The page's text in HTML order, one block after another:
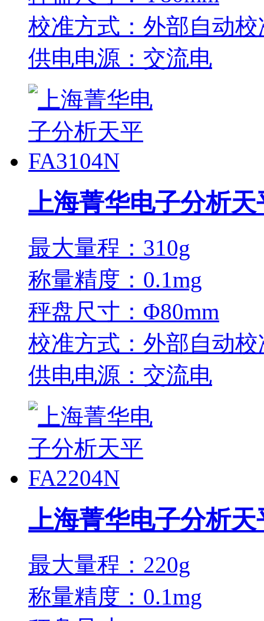
校准方式：外部自动校
供电电源：交流电
上海菁华电子分析天
最大量程：310g
称量精度：0.1mg
秤盘尺寸：Φ80mm
校准方式：外部自动校
供电电源：交流电
上海菁华电子分析天
最大量程：220g
称量精度：0.1mg